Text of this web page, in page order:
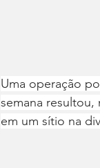
Uma operação
semana resultou,
em um sítio na